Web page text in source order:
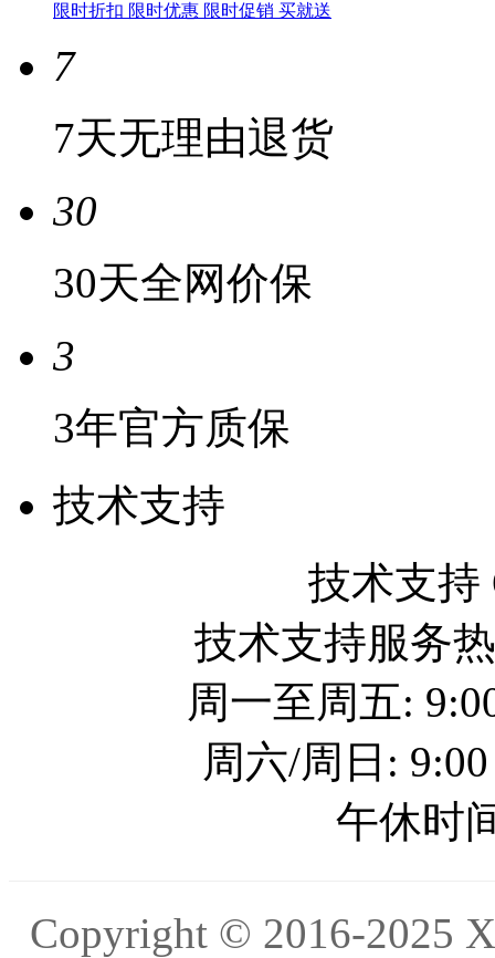
限时折扣 限时优惠 限时促销 买就送
7
7天无理由退货
30
30天全网价保
3
3年官方质保
技术支持
技术支持
技术支持服务
周一至周五:
周六/周日:
午休时
Copyright © 2016-2025